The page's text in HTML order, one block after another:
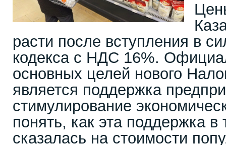
расти после вступления в
кодекса с НДС 16%.
основных целей нового
является поддержка
стимулирование
понять, как эта поддержка в
сказалась на стоимости